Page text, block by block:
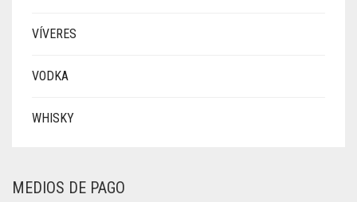
VÍVERES
VODKA
WHISKY
MEDIOS DE PAGO